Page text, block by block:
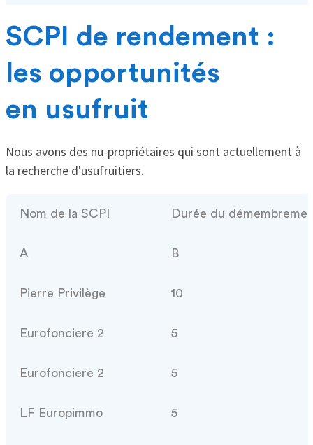
SCPI de rendement :
les opportunités
en usufruit
Nous avons des nu-propriétaires qui sont actuellement à
la recherche d'usufruitiers.
Nom de la SCPI Durée du
A B
Pierre Privilège 10
Eurofonciere 2 5
Eurofonciere 2 5
LF Europimmo 5